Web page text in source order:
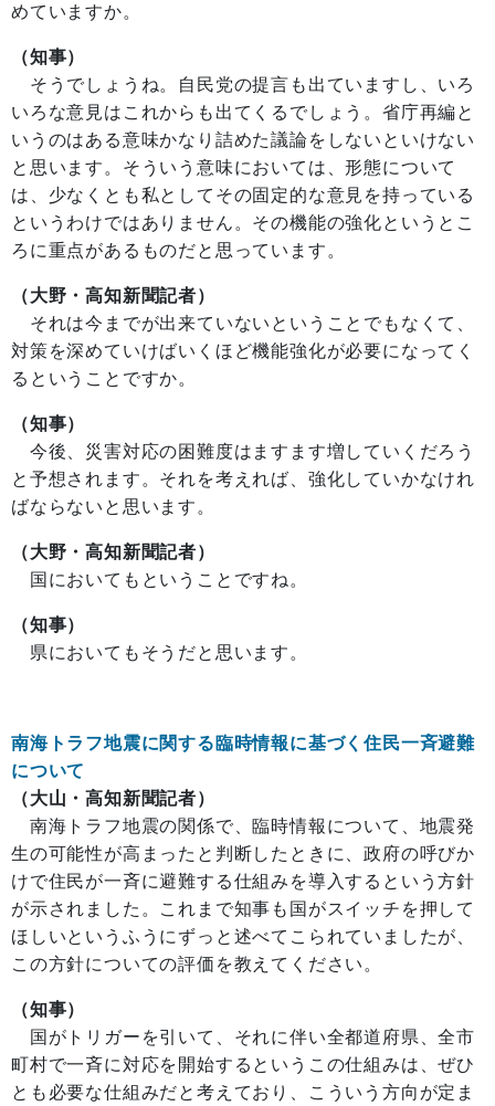
めていますか。
（知事）
そうでしょうね。自民党の提言も出ていますし、いろ
いろな意見はこれからも出てくるでしょう。省庁再編と
いうのはある意味かなり詰めた議論をしないといけない
と思います。そういう意味においては、形態について
は、少なくとも私としてその固定的な意見を持っている
というわけではありません。その機能の強化というとこ
ろに重点があるものだと思っています。
（大野・高知新聞記者）
それは今までが出来ていないということでもなくて、
対策を深めていけばいくほど機能強化が必要になってく
るということですか。
（知事）
今後、災害対応の困難度はますます増していくだろう
と予想されます。それを考えれば、強化していかなけれ
ばならないと思います。
（大野・高知新聞記者）
国においてもということですね。
（知事）
県においてもそうだと思います。
南海トラフ地震に関する臨時情報に基づく住民一斉避難
について
（大山・高知新聞記者）
南海トラフ地震の関係で、臨時情報について、地震発
生の可能性が高まったと判断したときに、政府の呼びか
けで住民が一斉に避難する仕組みを導入するという方針
が示されました。これまで知事も国がスイッチを押して
ほしいというふうにずっと述べてこられていましたが、
この方針についての評価を教えてください。
（知事）
国がトリガーを引いて、それに伴い全都道府県、全市
町村で一斉に対応を開始するというこの仕組みは、ぜひ
とも必要な仕組みだと考えており、こういう方向が定ま